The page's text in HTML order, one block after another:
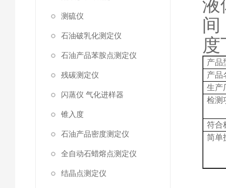
测硫仪
石油破乳化测定仪
石油产品苯胺点测定仪
残碳测定仪
闪蒸仪 气化进样器
锥入度
石油产品密度测定仪
全自动石蜡熔点测定仪
结晶点测定仪
液
间
产品
产品
生产
检测
符合
简单